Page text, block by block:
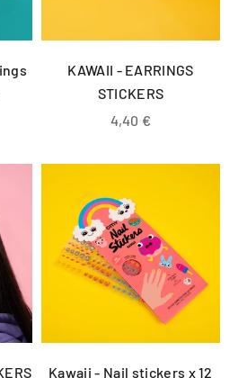
KAWAII - EARRINGS
STICKERS
Prix de vente
4,40 €
Kawaii - Nail stickers x 12